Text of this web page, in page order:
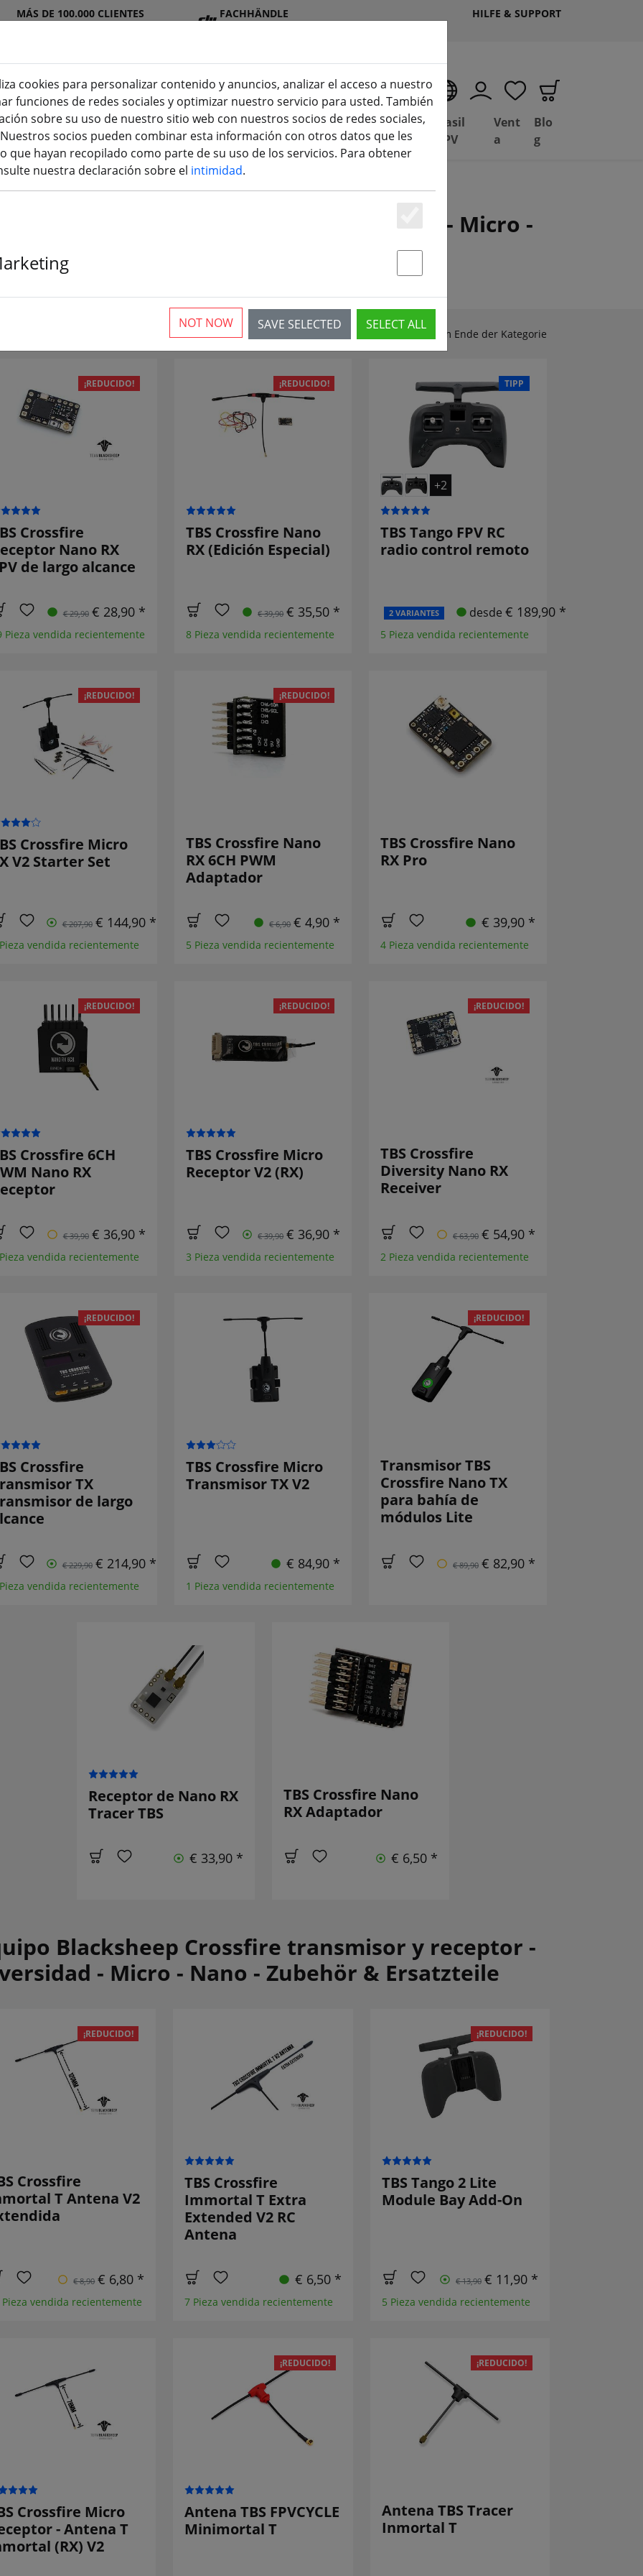
MÁS DE 100.000 CLIENTES
FACHHÄNDLE
HILFE & SUPPORT
ES
DJ
I
Baterí
as
Hélic
e
Accesori
os
impresión
3D
Depósito de
Ofertas
Basil
FPV
Vent
a
Blo
g
Tango
transmisor y receptor - Diversidad - Micro -
Zubehör & Ersatzteile am Ende der Kategorie
¡REDUCIDO!
Crossfire
Nano RX
de largo alcance
€ 29,90 € 28,90 *
Pieza vendida recientemente
¡REDUCIDO!
TBS Crossfire Nano
RX (Edición Especial)
€ 39,90 € 35,50 *
8 Pieza vendida recientemente
TIPP
+2
TBS Tango FPV RC
radio control remoto
desde € 189,90 *
2 VARIANTES
5 Pieza vendida recientemente
¡REDUCIDO!
Crossfire Micro
V2 Starter Set
€ 207,90 € 144,90 *
vendida recientemente
¡REDUCIDO!
TBS Crossfire Nano
RX 6CH PWM
Adaptador
€ 6,90 € 4,90 *
5 Pieza vendida recientemente
TBS Crossfire Nano
RX Pro
€ 39,90 *
4 Pieza vendida recientemente
¡REDUCIDO!
Crossfire 6CH
Nano RX
€ 39,90 € 36,90 *
vendida recientemente
¡REDUCIDO!
TBS Crossfire Micro
Receptor V2 (RX)
€ 39,90 € 36,90 *
3 Pieza vendida recientemente
¡REDUCIDO!
TBS Crossfire
Diversity Nano RX
Receiver
€ 63,90 € 54,90 *
2 Pieza vendida recientemente
¡REDUCIDO!
Crossfire
TX
de largo
€ 229,90 € 214,90 *
vendida recientemente
TBS Crossfire Micro
Transmisor TX V2
€ 84,90 *
1 Pieza vendida recientemente
¡REDUCIDO!
Transmisor TBS
Crossfire Nano TX
para bahía de
módulos Lite
€ 89,90 € 82,90 *
Receptor de Nano RX
Tracer TBS
€ 33,90 *
TBS Crossfire Nano
RX Adaptador
€ 6,50 *
Blacksheep Crossfire transmisor y receptor -
- Micro - Nano - Zubehör & Ersatzteile
¡REDUCIDO!
Crossfire
T Antena V2
€ 8,90 € 6,80 *
Pieza vendida recientemente
TBS Crossfire
Immortal T Extra
Extended V2 RC
Antena
€ 6,50 *
7 Pieza vendida recientemente
¡REDUCIDO!
TBS Tango 2 Lite
Module Bay Add-On
€ 13,90 € 11,90 *
5 Pieza vendida recientemente
Crossfire Micro
- Antena T
(RX) V2
¡REDUCIDO!
Antena TBS FPVCYCLE
Minimortal T
¡REDUCIDO!
Antena TBS Tracer
Inmortal T
cookies para personalizar contenido y anuncios, analizar el acceso a nuestro
funciones de redes sociales y optimizar nuestro servicio para usted. También
sobre su uso de nuestro sitio web con nuestros socios de redes sociales,
socios pueden combinar esta información con otros datos que les
que hayan recopilado como parte de su uso de los servicios. Para obtener
nuestra declaración sobre el intimidad.
Essenziell
SAVE SELECTED SELECT ALL
NOT NOW